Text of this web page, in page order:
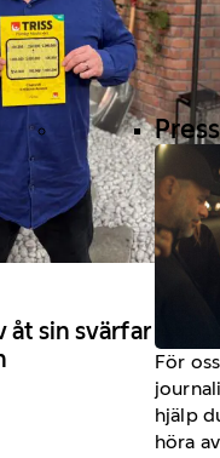
För
hjälp
höra
sin svärfar –